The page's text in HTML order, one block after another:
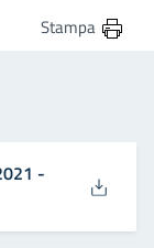
su Twitter
su Linkedin
pagina via
Stampa
-